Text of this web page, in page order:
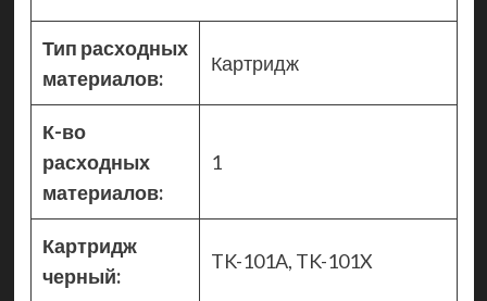
Тип расходных
материалов:
Картридж
К-во
расходных
материалов:
1
Картридж
черный:
TK-101A, TK-101X